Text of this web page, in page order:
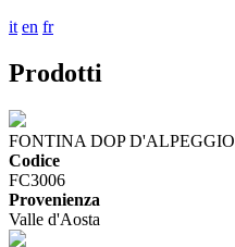
it en fr
Prodotti
FONTINA DOP D'ALPEGGIO
Codice
FC3006
Provenienza
Valle d'Aosta